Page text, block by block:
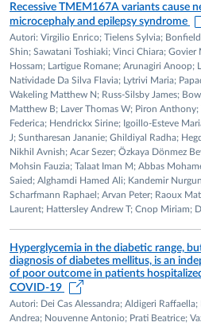
metabolismo glucidico e
Recessive TMEM167A variants cause
microcephaly and epilepsy syndrome
Autori: Virgilio Enrico; Tielens Sylvia;
Shin; Sawatani Toshiaki; Vinci Chiara; Govier
Hossam; Lartigue Romane; Arunagiri Anoop;
Natividade Da Silva Flavia; Lytrivi Maria;
Wakeling Matthew N; Russ-Silsby James;
Matthew B; Laver Thomas W; Piron Anthony;
Federica; Hendrickx Sirine; Igoillo-Esteve
J; Suntharesan Jananie; Ghildiyal Radha;
Nikhil Avnish; Acar Sezer; Özkaya Dönmez
Mohsin Fauzia; Talaat Iman M; Abbas
Saied; Alghamdi Hamed Ali; Kandemir
Scharfmann Raphael; Arvan Peter; Raoux
Laurent; Hattersley Andrew T; Cnop Miriam;
Hyperglycemia in the diabetic range,
diagnosis of diabetes mellitus, is an
of poor outcome in patients
COVID-19
Autori: Dei Cas Alessandra; Aldigeri Raffaella;
Andrea; Nouvenne Antonio; Prati Beatrice;